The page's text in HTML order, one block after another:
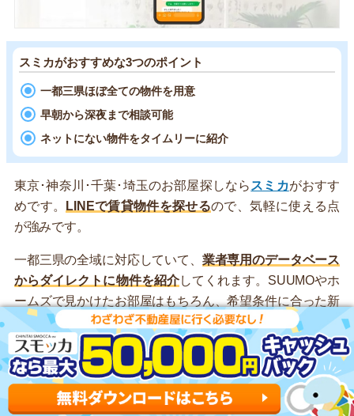
スミカがおすすめな3つのポイント
一都三県ほぼ全ての物件を用意
早朝から深夜まで相談可能
ネットにない物件をタイムリーに紹介
東京･神奈川･千葉･埼玉のお部屋探しなら スミカがおすす
めです。
LINEで賃貸物件を探せるので、気軽に使える点
が強みです。
一都三県の全域に対応していて、 業者専用のデータベース
からダイレクトに物件を紹介してくれます。SUUMOやホ
ームズで見かけたお部屋はもちろん、希望条件に合った新
着物件の速報ももらえます。
また、AIではなくスタッフが丁寧に対応しているのも大き
な特徴です。的外れな案内がないため、ストレスフリーと
評判が良いです。夜間も営業しているので、昼間は忙しい